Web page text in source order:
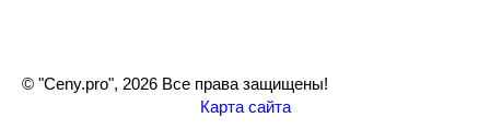
© "Ceny.pro", 2026 Все права защищены!
Карта сайта